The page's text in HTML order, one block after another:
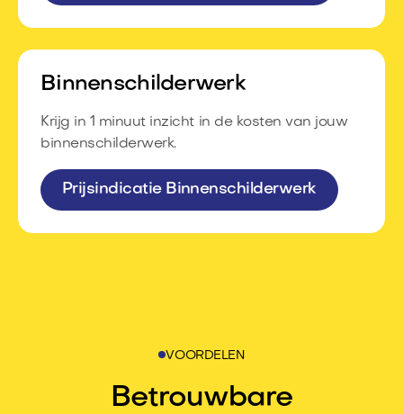
Binnenschilderwerk
Krijg in 1 minuut inzicht in de kosten van jouw
binnenschilderwerk.
Prijsindicatie Binnenschilderwerk
VOORDELEN
Betrouwbare